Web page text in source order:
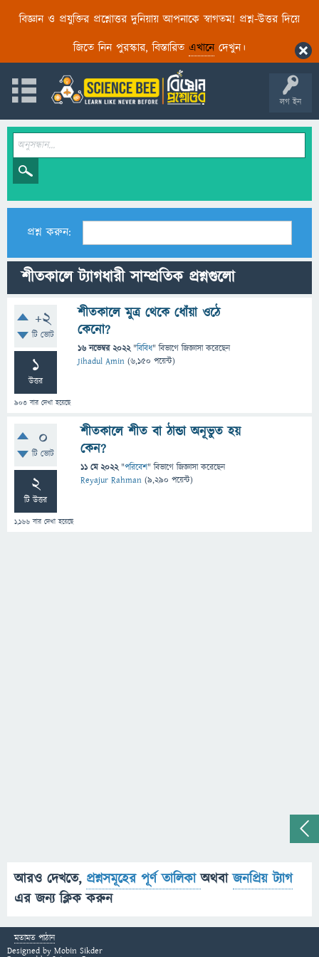
বিজ্ঞান ও প্রযুক্তির প্রশ্নোত্তর দুনিয়ায় আপনাকে স্বাগতম! প্রশ্ন-উত্তর দিয়ে
জিতে নিন পুরস্কার, বিস্তারিত এখানেদেখুন।
লগ ইন
প্রশ্ন করুন:
শীতকালে ট্যাগধারী সাম্প্রতিক প্রশ্নগুলো
+2
টি ভোট
1
উত্তর
903 বার দেখা হয়েছে
শীতকালে মুত্র থেকে ধোঁয়া ওঠে
কেনো?
16 নভেম্বর 2022 "বিবিধ" বিভাগে জিজ্ঞাসাকরেছেন
Jihadul Amin (6,150 পয়েন্ট)
0
টি ভোট
2
টি উত্তর
1,166 বার দেখা হয়েছে
শীতকালে শীত বা ঠান্ডা অনূভুত হয়
কেন?
11 মে 2022 "পরিবেশ" বিভাগে জিজ্ঞাসাকরেছেন
Reyajur Rahman (9,290 পয়েন্ট)
আরও দেখতে, প্রশ্নসমূহের পূর্ণ তালিকাঅথবাজনপ্রিয় ট্যাগ
এর জন্য ক্লিক করুন
মতামত পাঠান
Designed by Mobin Sikder